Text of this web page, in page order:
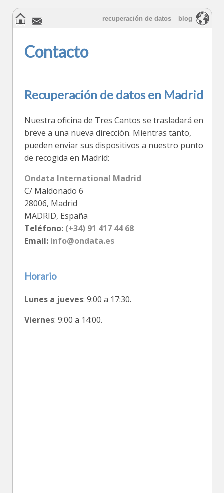
recuperación de datos blog
Contacto
Recuperación de datos en Madrid
Nuestra oficina de Tres Cantos se trasladará en
breve a una nueva dirección. Mientras tanto,
pueden enviar sus dispositivos a nuestro punto
de recogida en Madrid:
Ondata International Madrid
C/ Maldonado 6
28006, Madrid
MADRID, España
Teléfono: (+34) 91 417 44 68
Email: info@ondata.es
Horario
Lunes a jueves: 9:00 a 17:30.
Viernes: 9:00 a 14:00.